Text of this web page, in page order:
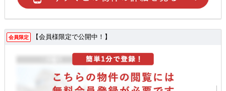
会員限定 【会員様限定で公開中！】